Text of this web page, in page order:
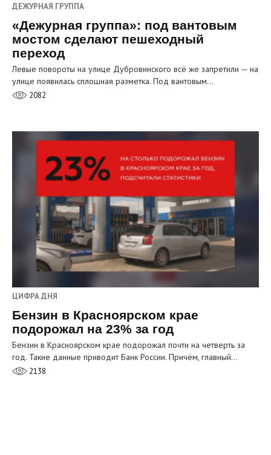
ДЕЖУРНАЯ ГРУППА
«Дежурная группа»: под вантовым
мостом сделают пешеходный
переход
Левые повороты на улице Дубровинского всё же запретили — на
улице появилась сплошная разметка. Под вантовым…
2082
ЦИФРА ДНЯ
Бензин в Красноярском крае
подорожал на 23% за год
Бензин в Красноярском крае подорожал почти на четверть за
год. Такие данные приводит Банк России. Причём, главный…
2138